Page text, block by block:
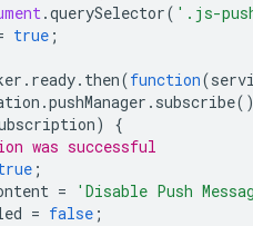
.querySelector( '.js-
true ;
. ready. then(function(
.pushManager . subscribe
)
{
was successful
;
=
'Disable Push
= false ;